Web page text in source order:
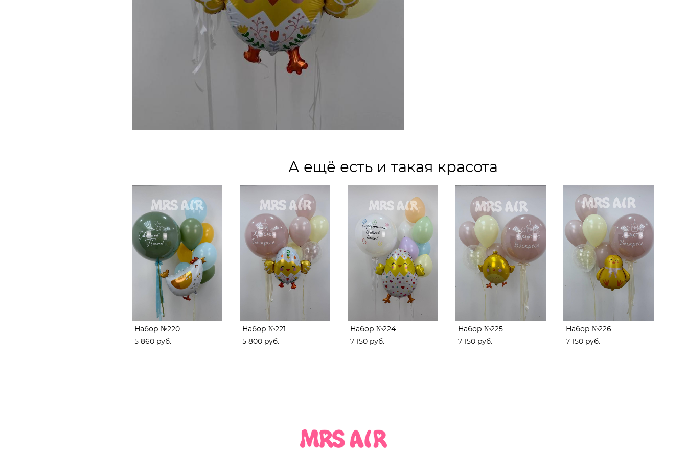
А ещё есть и такая красота
Набор №220
5 860 pуб.
Набор №221
5 800 pуб.
Набор №224
7 150 pуб.
Набор №225
7 150 pуб.
Набор №226
7 150 pуб.